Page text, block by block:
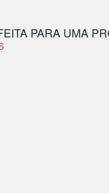
PARA UMA